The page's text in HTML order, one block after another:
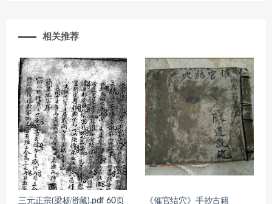
相关推荐
三元正宗(梁杨贤藏).pdf 60页 《催官结穴》手抄古籍